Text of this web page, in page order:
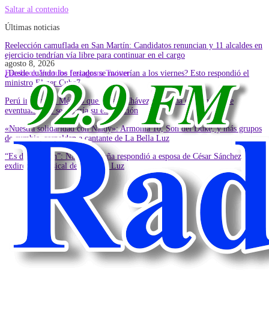
Saltar al contenido
Últimas noticias
Reelección camuflada en San Martín: Candidatos renuncian y 11 alcaldes en
ejercicio tendrían vía libre para continuar en el cargo
¿Desde cuándo los feriados se moverían a los viernes? Esto respondió el
ministro Elmer Cuba7
Perú informó a México que Betssy Chávez tiene una condena y que
eventualmente se pediría su extradición
«Nuestra solidaridad con Naldy»: Armonía 10, Son del Duke, y más grupos
de cumbia, respaldan a cantante de La Bella Luz
“Es difamación”: Naldy Saldaña respondió a esposa de César Sánchez,
exdirector musical de La Bella Luz
agosto 8, 2026
Facebook Youtube Instagram Twitter